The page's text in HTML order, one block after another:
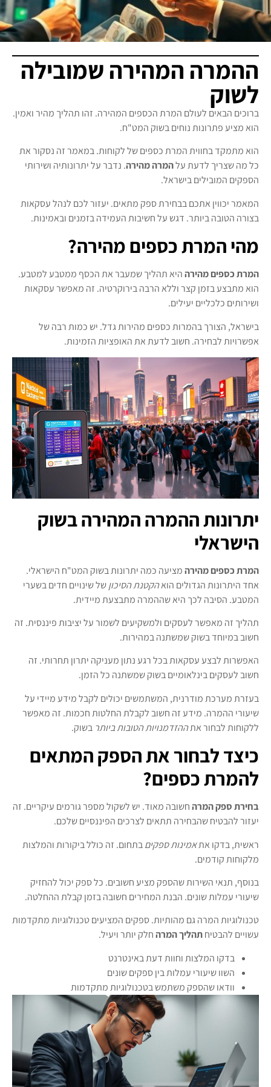
ההמרה המהירה שמובילה
לשוק
ברוכים הבאים לעולם המרת הכספים המהירה. זהו תהליך מהיר ואמין.
הוא מציע פתרונות נוחים בשוק המט"ח.
הוא מתמקד בחווית המרת כספים של לקוחות. במאמר זה נסקור את
כל מה שצריך לדעת עלהמרה מהירה. נדבר על יתרונותיה ושירותי
הספקים המובילים בישראל.
המאמר יכווין אתכם בבחירת ספק מתאים. יעזור לכם לנהל עסקאות
בצורה הטובה ביותר. דגש על חשיבות העמידה בזמנים ובאמינות.
מהי המרת כספים מהירה?
המרת כספים מהירההיא תהליך שמעבר את הכסף ממטבע למטבע.
הוא מתבצע בזמן קצר וללא הרבה בירוקרטיה. זה מאפשר עסקאות
ושירותים כלכליים יעילים.
בישראל, הצורך בהמרות כספים מהירות גדל. יש כמות רבה של
אפשרויות לבחירה. חשוב לדעת את האופציות הזמינות.
יתרונות ההמרה המהירה בשוק
הישראלי
המרת כספים מהירהמציעה כמה יתרונות בשוק המט"ח הישראלי.
אחד היתרונות הגדולים הואהקטנת הסיכוןשל שינויים חדים בשערי
המטבע. הסיבה לכך היא שההמרה מתבצעת מיידית.
תהליך זה מאפשר לעסקים ולמשקיעים לשמור על יציבות פיננסית. זה
חשוב במיוחד בשוק שמשתנה במהירות.
האפשרות לבצע עסקאות בכל רגע נתון מעניקה יתרון תחרותי. זה
חשוב לעסקים בינלאומיים בשוק שמשתנה כל הזמן.
בעזרת מערכת מודרנית, המשתמשים יכולים לקבל מידע מיידי על
שיעורי ההמרה. מידע זה חשוב לקבלת החלטות חכמות. זה מאפשר
ללקוחות לבחור אתההזדמנויות הטובות ביותר בשוק.
כיצד לבחור את הספק המתאים
להמרת כספים?
בחירת ספק המרהחשובה מאוד. יש לשקול מספר גורמים עיקריים. זה
יעזור להבטיח שהבחירה תתאים לצרכים הפיננסיים שלכם.
ראשית, בדקו אתאמינות ספקיםבתחום. זה כולל ביקורות והמלצות
מלקוחות קודמים.
בנוסף, תנאי השירות שהספק מציע חשובים. כל ספק יכול להחזיק
שיעורי עמלות שונים. הבנת המחירים חשובה בזמן קבלת ההחלטה.
טכנולוגיות המרה גם מהותיות. ספקים המציעים טכנולוגיות מתקדמות
עשויים להבטיחתהליך המרהחלק יותר ויעיל.
בדקו המלצות וחוות דעת באינטרנט
השוו שיעורי עמלות בין ספקים שונים
וודאו שהספק משתמש בטכנולוגיות מתקדמות